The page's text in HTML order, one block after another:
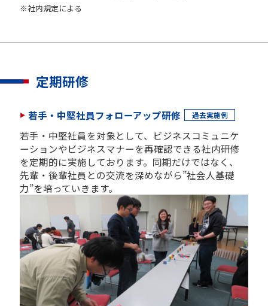
※社内規定による
定期研修
若手・中堅社員フォローアップ研修 過去実施例
若手・中堅社員を対象として、ビジネスコミュニケ
ーションやビジネスマナーを再確認できる社内研修
を定期的に実施しております。同期だけではなく、
先輩・後輩社員との交流を深めながら”社会人基礎
力”を培っていきます。